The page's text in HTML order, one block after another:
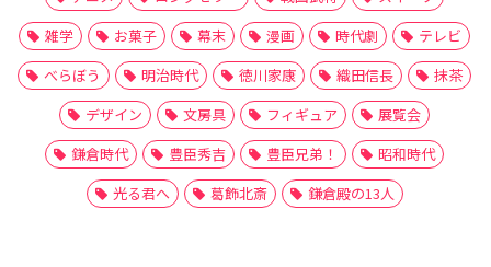
雑学
お菓子 幕末 漫画 時代劇
テレビ
べらぼう
明治時代 徳川家康 織田信長
抹茶
デザイン
文房具 フィギュア
展覧会
鎌倉時代
豊臣秀吉 豊臣兄弟！
昭和時代
光る君へ
葛飾北斎 鎌倉殿の13人